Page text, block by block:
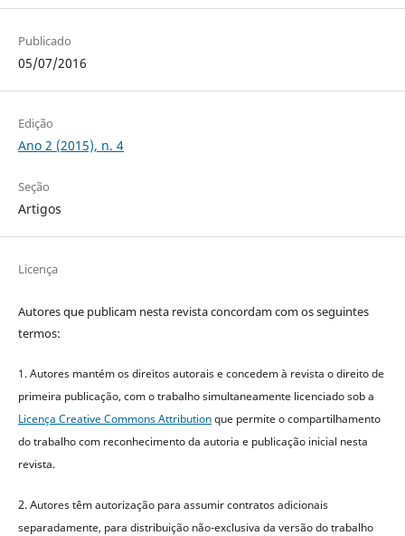
Publicado
05/07/2016
Edição
Ano 2 (2015), n. 4
Seção
Artigos
Licença
Autores que publicam nesta revista concordam com os seguintes
termos:
1. Autores mantém os direitos autorais e concedem à revista o direito de
primeira publicação, com o trabalho simultaneamente licenciado sob a
Licença Creative Commons Attributionque permite o compartilhamento
do trabalho com reconhecimento da autoria e publicação inicial nesta
revista.
2. Autores têm autorização para assumir contratos adicionais
separadamente, para distribuição não-exclusiva da versão do trabalho